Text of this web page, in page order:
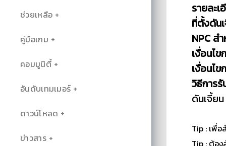
ช่วยเหลือ
คู่มือเกม
คอมมูนิตี้
อันดับเทมเมอร์
ดาวน์โหลด
ข่าวสาร
รายละ
ที่ตั้งดัน
NPC ส
เงื่อนไข
เงื่อนไข
วิธีการ
ดันเจี้ยน
Tip : เพื่อ
Tip : ต้อง